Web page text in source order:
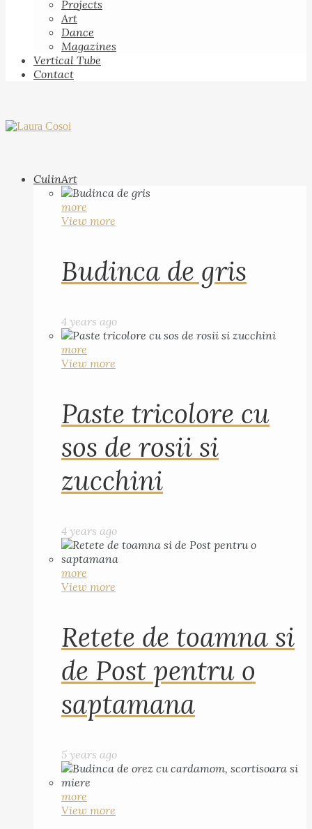
Projects
Art
Dance
Magazines
Vertical Tube
Contact
CulinArt
more
View more
Budinca de gris
4 years ago
more
View more
Paste tricolore cu
sos de rosii si
zucchini
4 years ago
more
View more
Retete de toamna si
de Post pentru o
saptamana
5 years ago
more
View more